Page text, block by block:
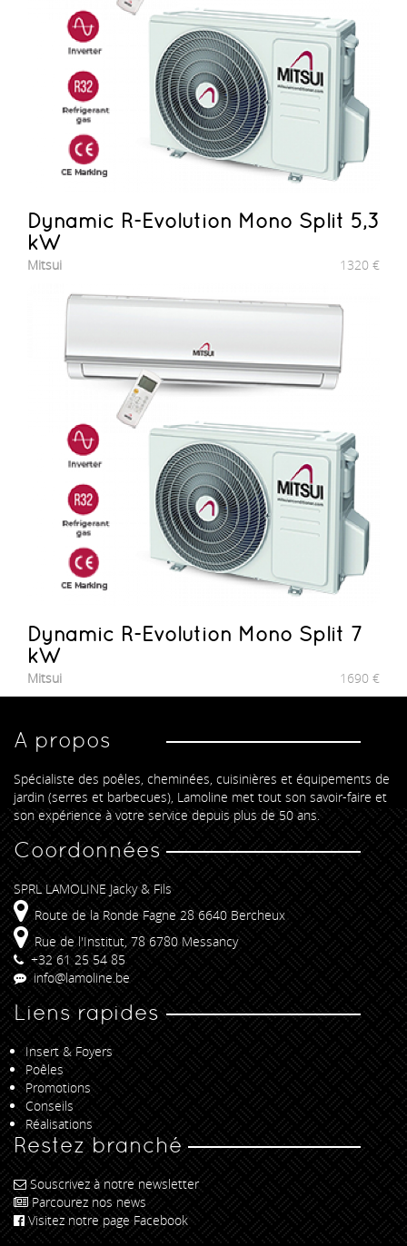
Dynamic R-Evolution Mono Split 5,3
kW
Mitsui 1320 €
Dynamic R-Evolution Mono Split 7
kW
Mitsui 1690 €
A propos
Spécialiste des poêles, cheminées, cuisinières et équipements de
jardin (serres et barbecues), Lamoline met tout son savoir-faire et
son expérience à votre service depuis plus de 50 ans.
Coordonnées
SPRL LAMOLINE Jacky & Fils
Route de la Ronde Fagne 28 6640 Bercheux
Rue de l'Institut, 78 6780 Messancy
+32 61 25 54 85
info@lamoline.be
Liens rapides
Insert & Foyers
Poêles
Promotions
Conseils
Réalisations
Restez branché
Souscrivez à notre newsletter
Parcourez nos news
Visitez notre page Facebook